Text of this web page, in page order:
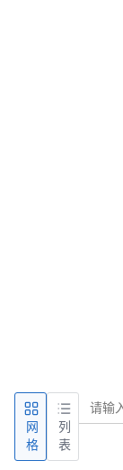
网
格
列
表